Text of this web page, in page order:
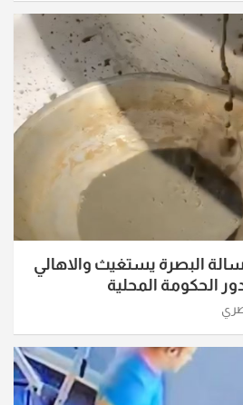
البصرة يستغيث والاهالي
الحكومة المحلية